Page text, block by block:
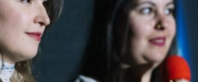
Támpont Egyesület kizárólag a
és tárolja. Kérjük jelöld be az alábbi